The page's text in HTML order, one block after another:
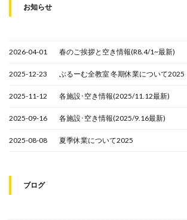
お知らせ
2026-04-01 春のご挨拶と空き情報(R8.4/1~最新)
2025-12-23 ぶるーむ全教室 冬期休業について2025
2025-11-12 各施設･空き情報(2025/11.12最新)
2025-09-16 各施設･空き情報(2025/9.16最新)
2025-08-08 夏季休業について2025
ブログ